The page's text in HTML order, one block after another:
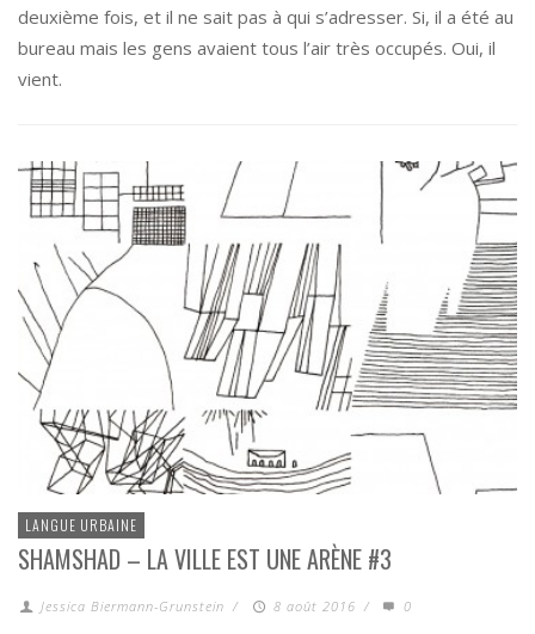
deuxième fois, et il ne sait pas à qui s’adresser. Si, il a été au
bureau mais les gens avaient tous l’air très occupés. Oui, il
vient.
LANGUE URBAINE
SHAMSHAD – LA VILLE EST UNE ARÈNE #3
Jessica Biermann-Grunstein / 8 août 2016 / 0